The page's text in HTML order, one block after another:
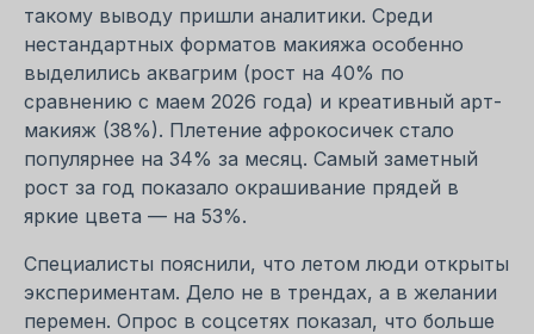
такому выводу пришли аналитики. Среди
нестандартных форматов макияжа особенно
выделились аквагрим (рост на 40% по
сравнению с маем 2026 года) и креативный арт-
макияж (38%). Плетение афрокосичек стало
популярнее на 34% за месяц. Самый заметный
рост за год показало окрашивание прядей в
яркие цвета — на 53%.
Специалисты пояснили, что летом люди открыты
экспериментам. Дело не в трендах, а в желании
перемен. Опрос в соцсетях показал, что больше